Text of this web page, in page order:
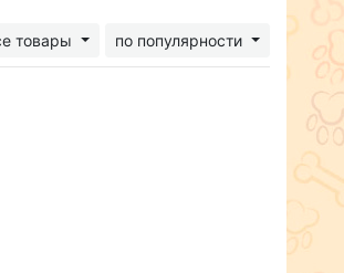
товары по популярности